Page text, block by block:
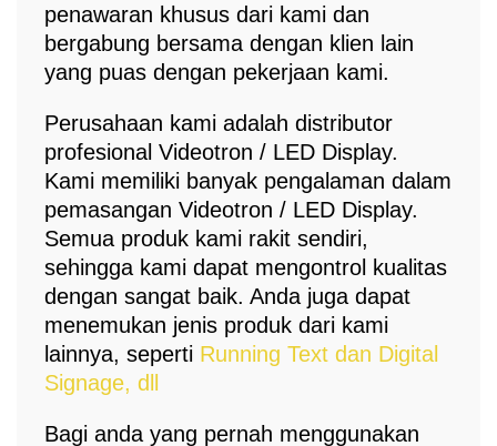
penawaran khusus dari kami dan
bergabung bersama dengan klien lain
yang puas dengan pekerjaan kami.
Perusahaan kami adalah distributor
profesional Videotron / LED Display.
Kami memiliki banyak pengalaman dalam
pemasangan Videotron / LED Display.
Semua produk kami rakit sendiri,
sehingga kami dapat mengontrol kualitas
dengan sangat baik. Anda juga dapat
menemukan jenis produk dari kami
lainnya, seperti Running Text dan Digital
Signage, dll
Bagi anda yang pernah menggunakan